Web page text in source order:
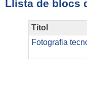
Llista de blocs
Títol
Fotografia